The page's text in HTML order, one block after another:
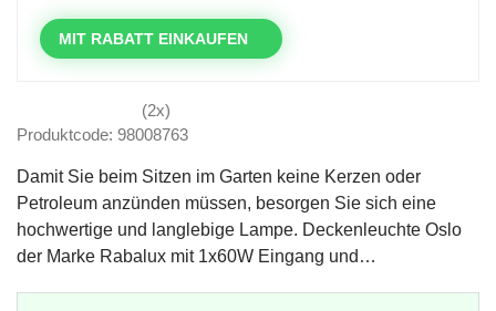
MIT RABATT EINKAUFEN
(2x)
Produktcode: 98008763
Damit Sie beim Sitzen im Garten keine Kerzen oder
Petroleum anzünden müssen, besorgen Sie sich eine
hochwertige und langlebige Lampe. Deckenleuchte Oslo
der Marke Rabalux mit 1x60W Eingang und…